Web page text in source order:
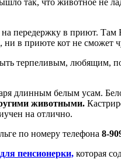
передержку в приют.
в приюте кот не сможет
терпеливым, любящим,
длинным белым усам.
животными.
на отлично.
по номеру телефона 8-
пенсионерки, которая